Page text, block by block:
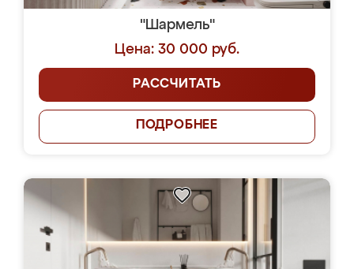
"Шармель"
Цена: 30 000 руб.
РАССЧИТАТЬ
ПОДРОБНЕЕ